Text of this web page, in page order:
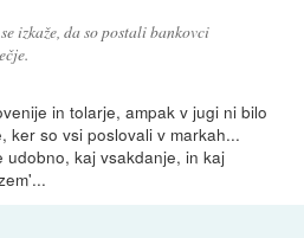
izkaže, da so postali bankovci
in tolarje, ampak v jugi ni bilo
ker so vsi poslovali v markah...
udobno, kaj vsakdanje, in kaj